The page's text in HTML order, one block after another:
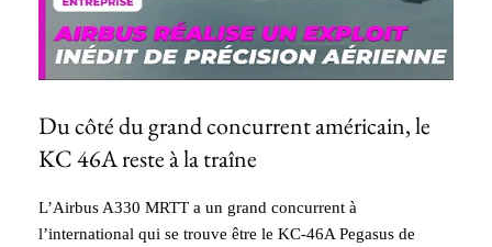
Du côté du grand concurrent américain, le
KC 46A reste à la traîne
L’Airbus A330 MRTT a un grand concurrent à
l’international qui se trouve être le KC‑46A Pegasus de